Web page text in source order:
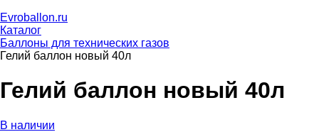
Evroballon.ru
Каталог
Баллоны для технических газов
Гелий баллон новый 40л
Гелий баллон новый 40л
В наличии